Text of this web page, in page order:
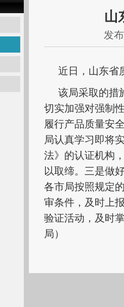
山
发
近日，山东省
该局采取的措
切实加强对强制
履行产品质量安
局认真学习即将
法》的认证机构
以取缔。三是做
各市局按照规定
审条件，及时上
验证活动，及时
局）